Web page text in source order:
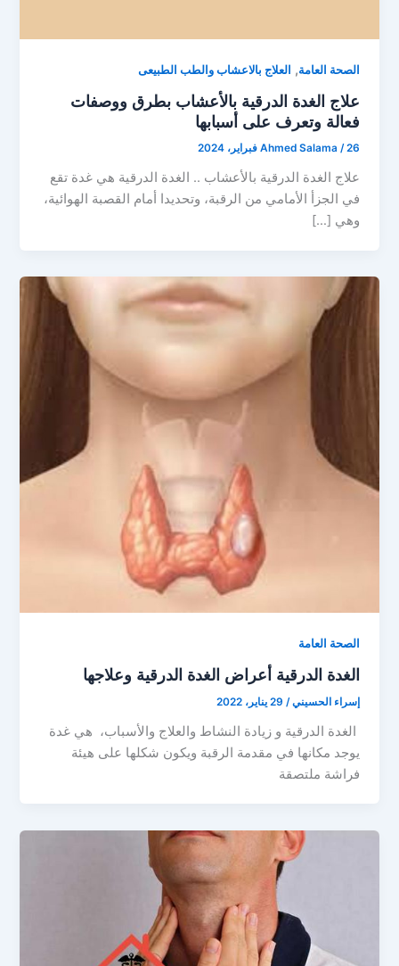
الصحة العامة, العلاج بالاعشاب والطب الطبيعى
علاج الغدة الدرقية بالأعشاب بطرق ووصفات
فعالة وتعرف على أسبابها
Ahmed Salama /26 فبراير، 2024
علاج الغدة الدرقية بالأعشاب .. الغدة الدرقية هي غدة تقع
في الجزأ الأمامي من الرقبة، وتحديدا أمام القصبة الهوائية،
وهي […]
الصحة العامة
الغدة الدرقية أعراض الغدة الدرقية وعلاجها
إسراء الحسيني/ 29 يناير، 2022
الغدة الدرقية و زيادة النشاط والعلاج والأسباب، هي غدة
يوجد مكانها في مقدمة الرقبة ويكون شكلها على هيئة
فراشة ملتصقة